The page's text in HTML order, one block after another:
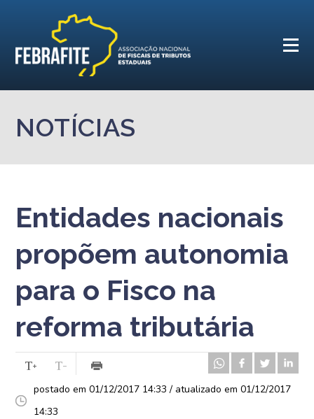
NOTÍCIAS
Entidades nacionais
propõem autonomia
para o Fisco na
reforma tributária
postado em 01/12/2017 14:33 / atualizado em 01/12/2017
14:33